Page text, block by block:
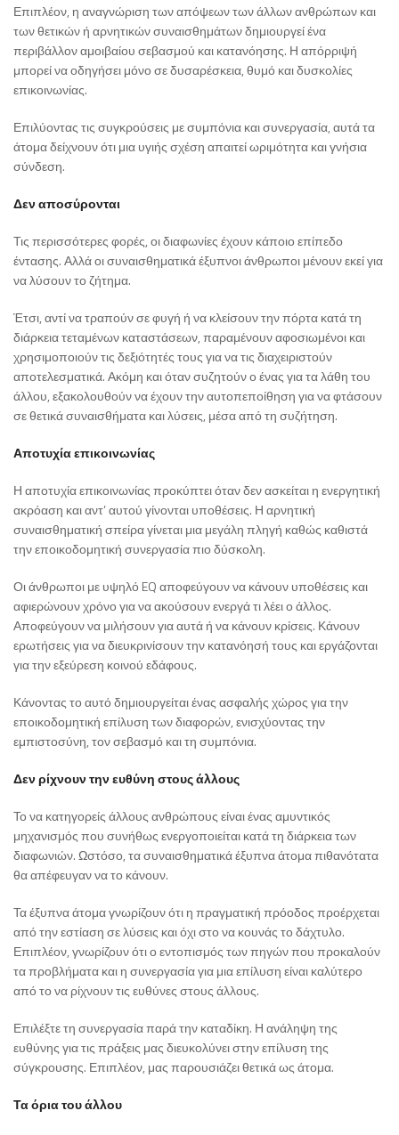
Επιπλέον, η αναγνώριση των απόψεων των άλλων ανθρώπων και
των θετικών ή αρνητικών συναισθημάτων δημιουργεί ένα
περιβάλλον αμοιβαίου σεβασμού και κατανόησης. Η απόρριψή
μπορεί να οδηγήσει μόνο σε δυσαρέσκεια, θυμό και δυσκολίες
επικοινωνίας.
Επιλύοντας τις συγκρούσεις με συμπόνια και συνεργασία, αυτά τα
άτομα δείχνουν ότι μια υγιής σχέση απαιτεί ωριμότητα και γνήσια
σύνδεση.
Δεν αποσύρονται
Τις περισσότερες φορές, οι διαφωνίες έχουν κάποιο επίπεδο
έντασης. Αλλά οι συναισθηματικά έξυπνοι άνθρωποι μένουν εκεί για
να λύσουν το ζήτημα.
Έτσι, αντί να τραπούν σε φυγή ή να κλείσουν την πόρτα κατά τη
διάρκεια τεταμένων καταστάσεων, παραμένουν αφοσιωμένοι και
χρησιμοποιούν τις δεξιότητές τους για να τις διαχειριστούν
αποτελεσματικά. Ακόμη και όταν συζητούν ο ένας για τα λάθη του
άλλου, εξακολουθούν να έχουν την αυτοπεποίθηση για να φτάσουν
σε θετικά συναισθήματα και λύσεις, μέσα από τη συζήτηση.
Αποτυχία επικοινωνίας
Η αποτυχία επικοινωνίας προκύπτει όταν δεν ασκείται η ενεργητική
ακρόαση και αντ’ αυτού γίνονται υποθέσεις. Η αρνητική
συναισθηματική σπείρα γίνεται μια μεγάλη πληγή καθώς καθιστά
την εποικοδομητική συνεργασία πιο δύσκολη.
Οι άνθρωποι με υψηλό EQ αποφεύγουν να κάνουν υποθέσεις και
αφιερώνουν χρόνο για να ακούσουν ενεργά τι λέει ο άλλος.
Αποφεύγουν να μιλήσουν για αυτά ή να κάνουν κρίσεις. Κάνουν
ερωτήσεις για να διευκρινίσουν την κατανόησή τους και εργάζονται
για την εξεύρεση κοινού εδάφους.
Κάνοντας το αυτό δημιουργείται ένας ασφαλής χώρος για την
εποικοδομητική επίλυση των διαφορών, ενισχύοντας την
εμπιστοσύνη, τον σεβασμό και τη συμπόνια.
Δεν ρίχνουν την ευθύνη στους άλλους
Το να κατηγορείς άλλους ανθρώπους είναι ένας αμυντικός
μηχανισμός που συνήθως ενεργοποιείται κατά τη διάρκεια των
διαφωνιών. Ωστόσο, τα συναισθηματικά έξυπνα άτομα πιθανότατα
θα απέφευγαν να το κάνουν.
Τα έξυπνα άτομα γνωρίζουν ότι η πραγματική πρόοδος προέρχεται
από την εστίαση σε λύσεις και όχι στο να κουνάς το δάχτυλο.
Επιπλέον, γνωρίζουν ότι ο εντοπισμός των πηγών που προκαλούν
τα προβλήματα και η συνεργασία για μια επίλυση είναι καλύτερο
από το να ρίχνουν τις ευθύνες στους άλλους.
Επιλέξτε τη συνεργασία παρά την καταδίκη. Η ανάληψη της
ευθύνης για τις πράξεις μας διευκολύνει στην επίλυση της
σύγκρουσης. Επιπλέον, μας παρουσιάζει θετικά ως άτομα.
Τα όρια του άλλου